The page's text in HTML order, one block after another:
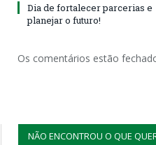
Dia de fortalecer parcerias e
planejar o futuro!
Os comentários estão
NÃO ENCONTROU O QUE